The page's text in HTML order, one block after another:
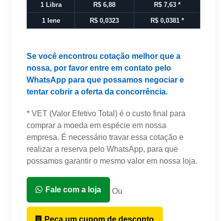
1 Libra R$ 6,88 R$ 7,63 *
1 Iene R$ 0,0323 R$ 0,0381 *
Se você encontrou cotação melhor que a
nossa, por favor entre em contato pelo
WhatsApp para que possamos negociar e
tentar cobrir a oferta da concorrência.
* VET (Valor Efetivo Total) é o custo final para
comprar a moeda em espécie em nossa
empresa. É necessário travar essa cotação e
realizar a reserva pelo WhatsApp, para que
possamos garantir o mesmo valor em nossa loja.
Fale com a loja Ou
Peça um cupom de desconto